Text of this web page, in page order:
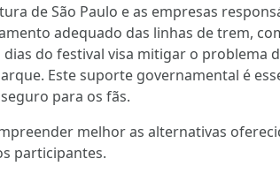
de São Paulo e as empresas
adequado das linhas de trem,
dias do festival visa mitigar o problema
Este suporte governamental é
para os fãs.
melhor as alternativas
participantes.